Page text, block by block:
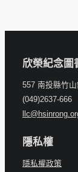
欣榮紀念圖
557 南投縣竹
(049)2637-666
隱私權
隱私權政策